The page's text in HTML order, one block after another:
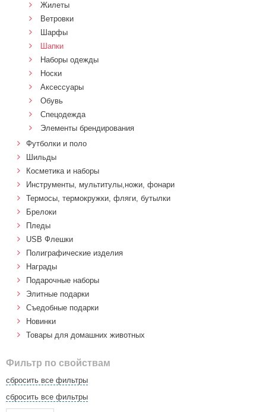
Жилеты
Ветровки
Шарфы
Шапки
Наборы одежды
Носки
Аксессуары
Обувь
Спецодежда
Элементы брендирования
Футболки и поло
Шильды
Косметика и наборы
Инструменты, мультитулы,ножи, фонари
Термосы, термокружки, фляги, бутылки
Брелоки
Пледы
USB Флешки
Полиграфические изделия
Награды
Подарочные наборы
Элитные подарки
Cъедобные подарки
Новинки
Товары для домашних животных
Фильтр по свойствам
сбросить все фильтры
сбросить все фильтры